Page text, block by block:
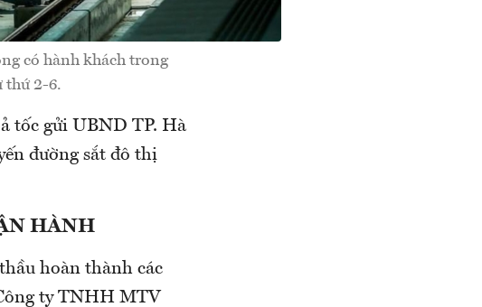
có hành khách trong
thứ 2-6.
tốc gửi UBND TP. Hà
đường sắt đô thị
HÀNH
hoàn thành các
ty TNHH MTV